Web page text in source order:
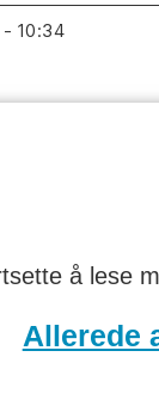
- 10:34
å lese
Allerede